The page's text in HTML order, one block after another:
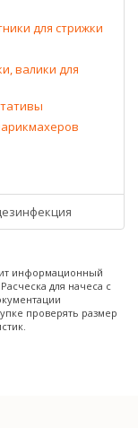
для стрижки
валики для
информационный
для начеса с
проверять размер